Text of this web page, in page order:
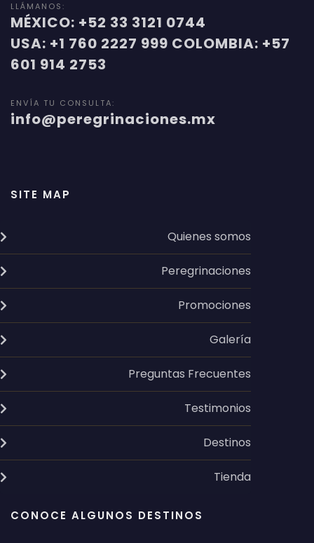
LLÁMANOS:
MÉXICO: +52 33 3121 0744
USA: +1 760 2227 999 COLOMBIA: +57
601 914 2753
ENVÍA TU CONSULTA:
info@peregrinaciones.mx
SITE MAP
Quienes somos
Peregrinaciones
Promociones
Galería
Preguntas Frecuentes
Testimonios
Destinos
Tienda
CONOCE ALGUNOS DESTINOS